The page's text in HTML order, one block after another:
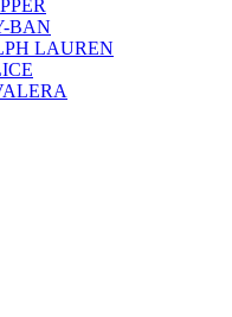
BAN
LAUREN